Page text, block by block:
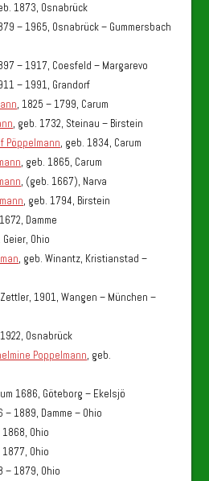
1873, Osnabrück
– 1965, Osnabrück – Gummersbach
– 1917, Coesfeld – Margarevo
– 1991, Grandorf
, 1825 – 1799, Carum
, geb. 1732, Steinau – Birstein
Pöppelmann, geb. 1834, Carum
, geb. 1865, Carum
, (geb. 1667), Narva
, geb. 1794, Birstein
Damme
Geier, Ohio
, geb. Winantz, Kristianstad –
1901, Wangen – München –
Osnabrück
Poppelmann, geb.
1686, Göteborg – Ekelsjö
– 1889, Damme – Ohio
1868, Ohio
1877, Ohio
– 1879, Ohio